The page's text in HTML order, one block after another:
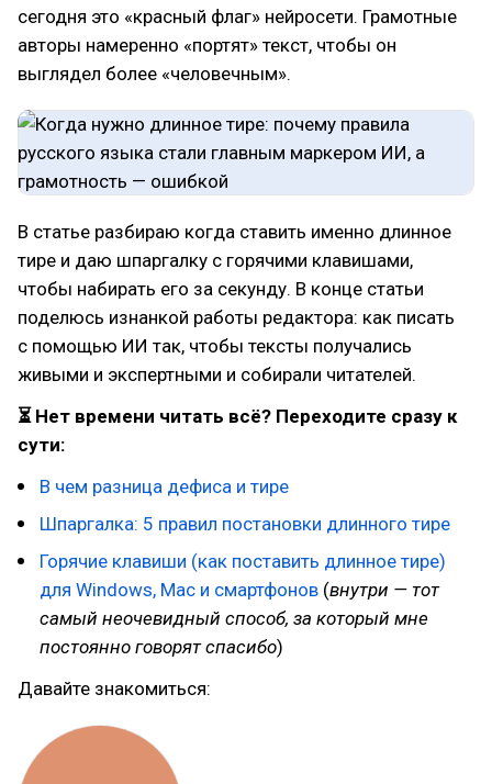
сегодня это «красный флаг» нейросети. Грамотные
авторы намеренно «портят» текст, чтобы он
выглядел более «человечным».
В статье разбираю когда ставить именно длинное
тире и даю шпаргалку с горячими клавишами,
чтобы набирать его за секунду. В конце статьи
поделюсь изнанкой работы редактора: как писать
с помощью ИИ так, чтобы тексты получались
живыми и экспертными и собирали читателей.
⏳ Нет времени читать всё? Переходите сразу к
сути:
В чем разница дефиса и тире
Шпаргалка: 5 правил постановки длинного тире
Горячие клавиши (как поставить длинное тире)
для Windows, Mac и смартфонов (внутри — тот
самый неочевидный способ, за который мне
постоянно говорят спасибо)
Давайте знакомиться: